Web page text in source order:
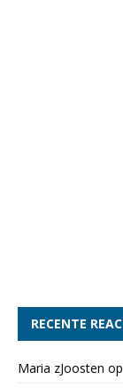
RECENTE
Maria zJoosten op